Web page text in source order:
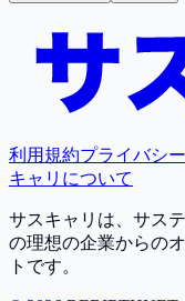
利用規約プライバシ
キャリについて
サスキャリは、サス
の理想の企業からの
トです。